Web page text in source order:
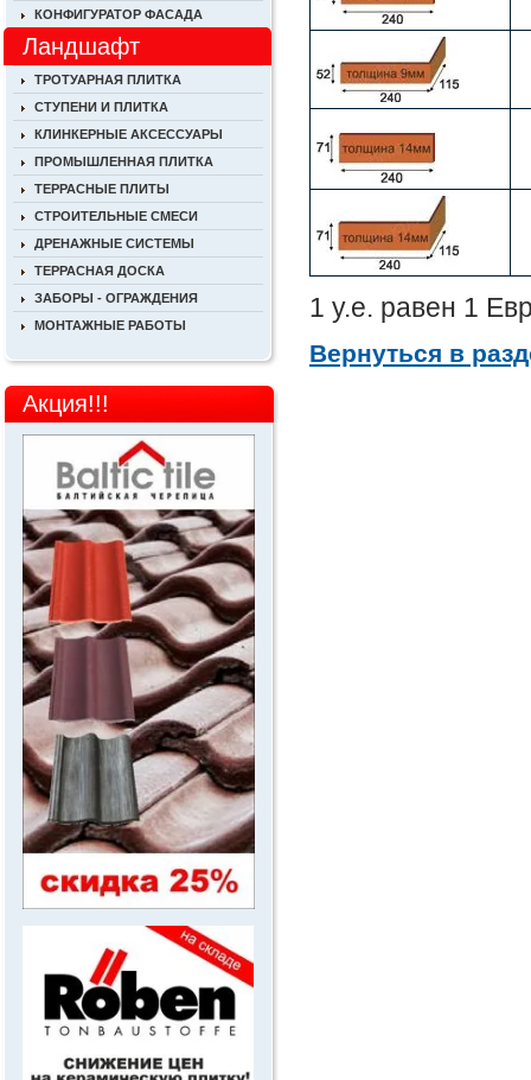
1 у.е. равен 1
Вернуться в
КОНФИГУРАТОР ФАСАДА
Ландшафт
ТРОТУАРНАЯ ПЛИТКА
СТУПЕНИ И ПЛИТКА
КЛИНКЕРНЫЕ АКСЕССУАРЫ
ПРОМЫШЛЕННАЯ ПЛИТКА
ТЕРРАСНЫЕ ПЛИТЫ
СТРОИТЕЛЬНЫЕ СМЕСИ
ДРЕНАЖНЫЕ СИСТЕМЫ
ТЕРРАСНАЯ ДОСКА
ЗАБОРЫ - ОГРАЖДЕНИЯ
МОНТАЖНЫЕ РАБОТЫ
Акция!!!